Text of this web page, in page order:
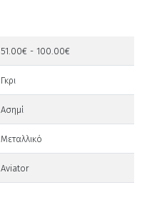
51.00€ - 100.00€
Γκρι
Ασημί
Μεταλλικό
Aviator